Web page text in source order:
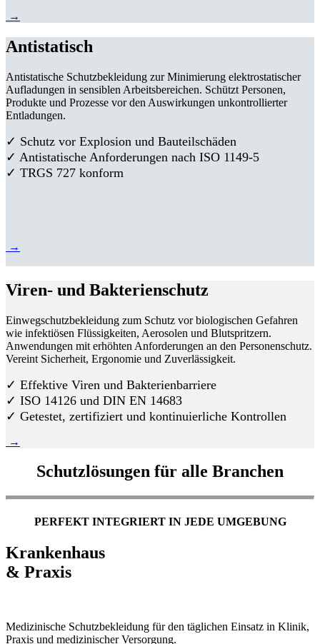
→
Antistatisch
Antistatische Schutzbekleidung zur Minimierung elektrostatischer
Aufladungen in sensiblen Arbeitsbereichen. Schützt Personen,
Produkte und Prozesse vor den Auswirkungen unkontrollierter
Entladungen.
✓ Schutz vor Explosion und Bauteilschäden
✓ Antistatische Anforderungen nach ISO 1149-5
✓ TRGS 727 konform
→
Viren- und Bakterienschutz
Einwegschutzbekleidung zum Schutz vor biologischen Gefahren
wie infektiösen Flüssigkeiten, Aerosolen und Blutspritzern.
Anwendungen mit erhöhten Anforderungen an den Personenschutz.
Vereint Sicherheit, Ergonomie und Zuverlässigkeit.
✓ Effektive Viren und Bakterienbarriere
✓ ISO 14126 und DIN EN 14683
✓ Getestet, zertifiziert und kontinuierliche Kontrollen
→
Schutzlösungen für alle Branchen
PERFEKT INTEGRIERT IN JEDE UMGEBUNG
Krankenhaus
& Praxis
Medizinische Schutzbekleidung für den täglichen Einsatz in Klinik,
Praxis und medizinischer Versorgung.